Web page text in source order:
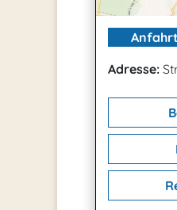
Anfahrt
Adresse: